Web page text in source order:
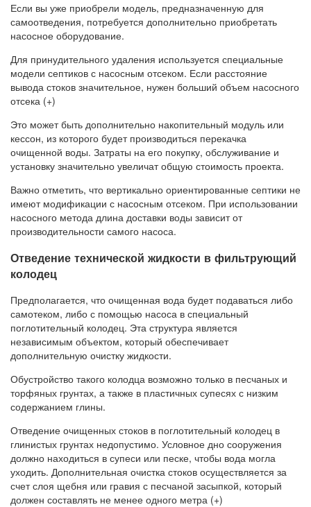
Если вы уже приобрели модель, предназначенную для
самоотведения, потребуется дополнительно приобретать
насосное оборудование.
Для принудительного удаления используется специальные
модели септиков с насосным отсеком. Если расстояние
вывода стоков значительное, нужен больший объем насосного
отсека (+)
Это может быть дополнительно накопительный модуль или
кессон, из которого будет производиться перекачка
очищенной воды. Затраты на его покупку, обслуживание и
установку значительно увеличат общую стоимость проекта.
Важно отметить, что вертикально ориентированные септики не
имеют модификации с насосным отсеком. При использовании
насосного метода длина доставки воды зависит от
производительности самого насоса.
Отведение технической жидкости в фильтрующий
колодец
Предполагается, что очищенная вода будет подаваться либо
самотеком, либо с помощью насоса в специальный
поглотительный колодец. Эта структура является
независимым объектом, который обеспечивает
дополнительную очистку жидкости.
Обустройство такого колодца возможно только в песчаных и
торфяных грунтах, а также в пластичных супесях с низким
содержанием глины.
Отведение очищенных стоков в поглотительный колодец в
глинистых грунтах недопустимо. Условное дно сооружения
должно находиться в супеси или песке, чтобы вода могла
уходить. Дополнительная очистка стоков осуществляется за
счет слоя щебня или гравия с песчаной засыпкой, который
должен составлять не менее одного метра (+)